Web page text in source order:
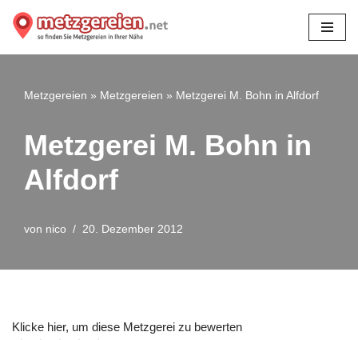
Zum
Metzgereien » Metzgereien » Metzgerei M. Bohn in Alfdorf
Metzgerei M. Bohn in
Alfdorf
von nico 20. Dezember 2012
Klicke hier, um diese Metzgerei zu bewerten